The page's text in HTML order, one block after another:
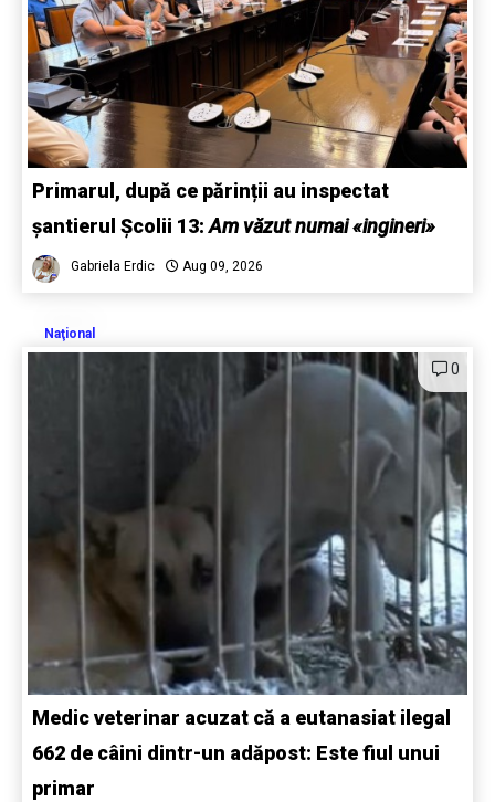
Primarul, după ce părinții au inspectat
șantierul Școlii 13:Am văzut numai «ingineri»
Gabriela Erdic Aug 09, 2026
Naţional
0
Medic veterinar acuzat că a eutanasiat ilegal
662 de câini dintr-un adăpost: Este fiul unui
primar